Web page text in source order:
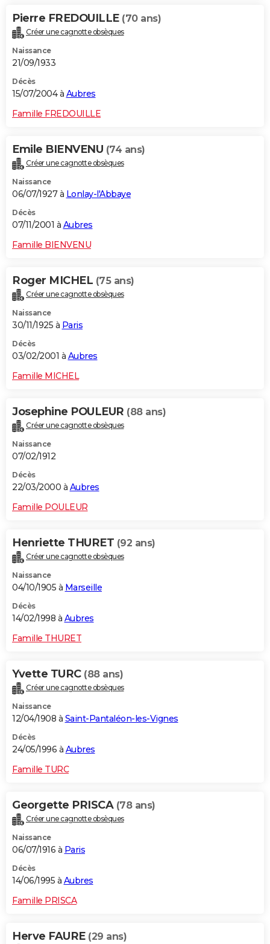
Pierre FREDOUILLE (70 ans)
Créer une cagnotte obsèques
Naissance
21/09/1933
Décès
15/07/2004 à Aubres
Famille FREDOUILLE
Emile BIENVENU (74 ans)
Créer une cagnotte obsèques
Naissance
06/07/1927 à Lonlay-l'Abbaye
Décès
07/11/2001 à Aubres
Famille BIENVENU
Roger MICHEL (75 ans)
Créer une cagnotte obsèques
Naissance
30/11/1925 à Paris
Décès
03/02/2001 à Aubres
Famille MICHEL
Josephine POULEUR (88 ans)
Créer une cagnotte obsèques
Naissance
07/02/1912
Décès
22/03/2000 à Aubres
Famille POULEUR
Henriette THURET (92 ans)
Créer une cagnotte obsèques
Naissance
04/10/1905 à Marseille
Décès
14/02/1998 à Aubres
Famille THURET
Yvette TURC (88 ans)
Créer une cagnotte obsèques
Naissance
12/04/1908 à Saint-Pantaléon-les-Vignes
Décès
24/05/1996 à Aubres
Famille TURC
Georgette PRISCA (78 ans)
Créer une cagnotte obsèques
Naissance
06/07/1916 à Paris
Décès
14/06/1995 à Aubres
Famille PRISCA
Herve FAURE (29 ans)